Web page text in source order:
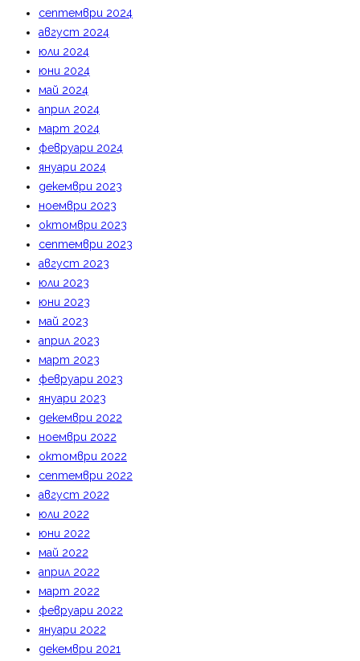
септември 2024
август 2024
юли 2024
юни 2024
май 2024
април 2024
март 2024
февруари 2024
януари 2024
декември 2023
ноември 2023
октомври 2023
септември 2023
август 2023
юли 2023
юни 2023
май 2023
април 2023
март 2023
февруари 2023
януари 2023
декември 2022
ноември 2022
октомври 2022
септември 2022
август 2022
юли 2022
юни 2022
май 2022
април 2022
март 2022
февруари 2022
януари 2022
декември 2021